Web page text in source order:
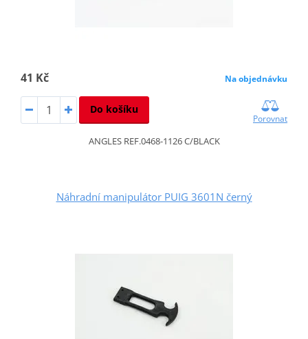
41 Kč Na objednávku
Do košíku
Porovnat
ANGLES REF.0468-1126 C/BLACK
Náhradní manipulátor PUIG 3601N černý